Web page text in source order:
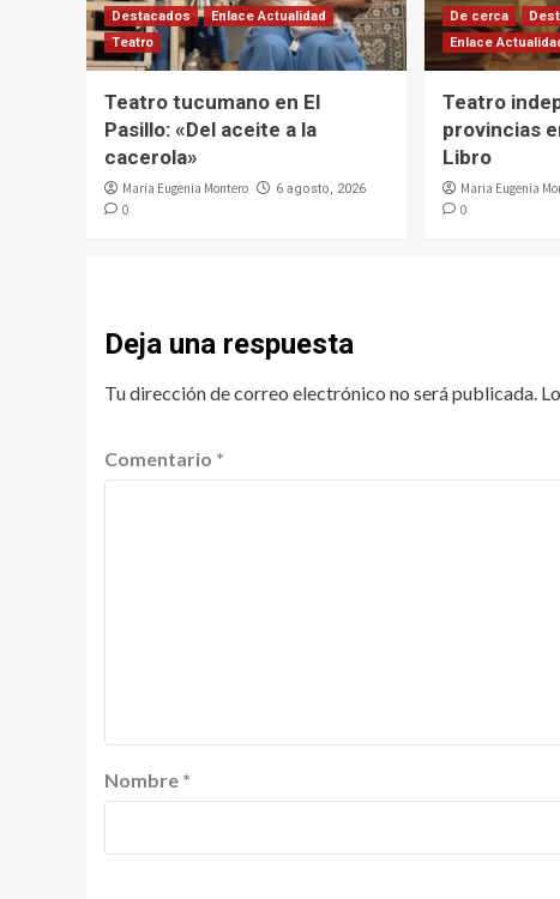
Destacados
Enlace Actualidad
Teatro
Teatro tucumano en El
Pasillo: «Del aceite a la
cacerola»
Maria Eugenia Montero 6 agosto, 2026
0
De cerca
Enlace
Teatro
provincias
Libro
Maria Eugenia
0
Deja una respuesta
Tu dirección de correo electrónico no será publicada.
Comentario *
Nombre *